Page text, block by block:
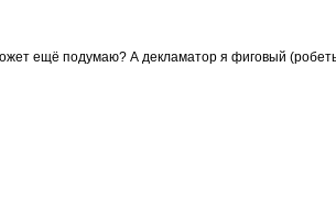
ещё подумаю? А декламатор я фиговый